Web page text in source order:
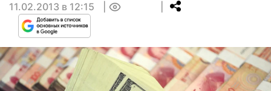
11.02.2013 в 12:15